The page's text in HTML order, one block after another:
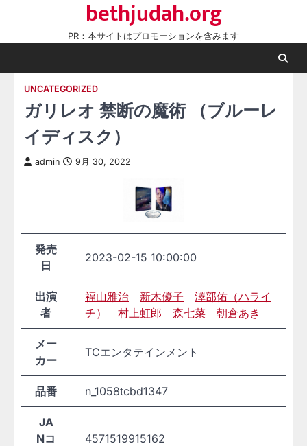
content
bethjudah.org
PR：本サイトはプロモーションを含みます
UNCATEGORIZED
ガリレオ 禁断の魔術 （ブルーレ
イディスク）
admin 9月 30, 2022
発売
日
2023-02-15 10:00:00
出演
者
福山雅治 新木優子
澤部佑（ハライ
チ）
村上虹郎 森七菜 朝倉あき
メー
カー
TCエンタテインメント
品番 n_1058tcbd1347
JA
Nコ
4571519915162